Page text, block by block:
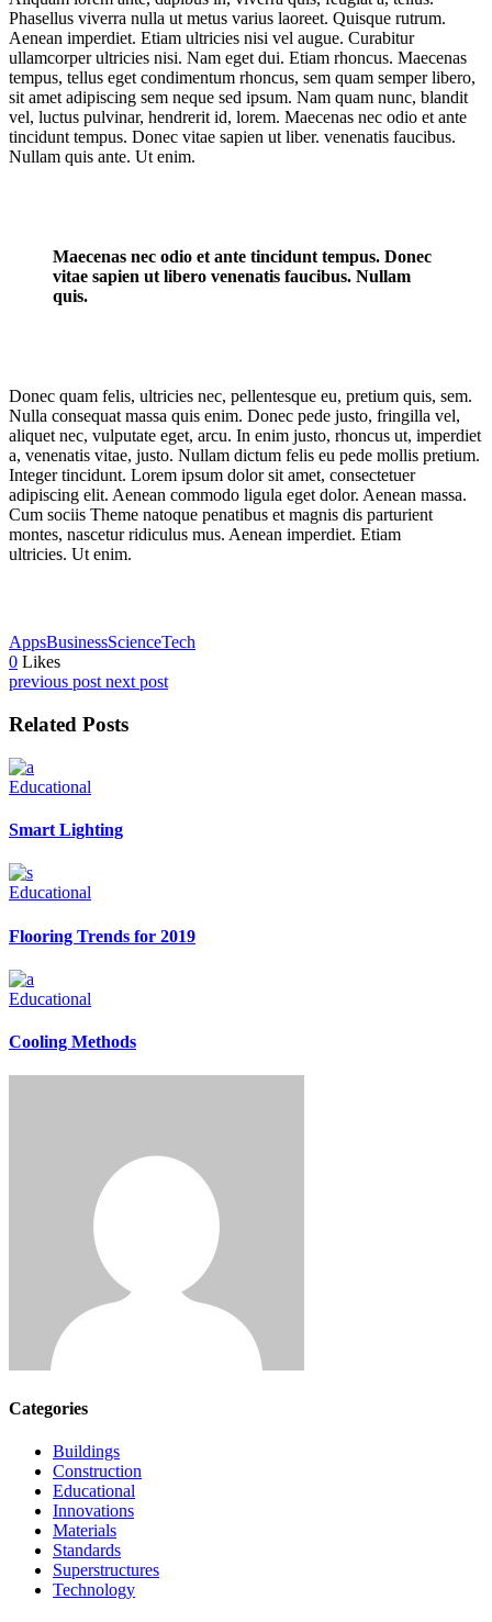
Phasellus viverra nulla ut metus varius laoreet. Quisque rutrum.
Aenean imperdiet. Etiam ultricies nisi vel augue. Curabitur
ullamcorper ultricies nisi. Nam eget dui. Etiam rhoncus. Maecenas
tempus, tellus eget condimentum rhoncus, sem quam semper libero,
sit amet adipiscing sem neque sed ipsum. Nam quam nunc, blandit
vel, luctus pulvinar, hendrerit id, lorem. Maecenas nec odio et ante
tincidunt tempus. Donec vitae sapien ut liber. venenatis faucibus.
Nullam quis ante. Ut enim.
Maecenas nec odio et ante tincidunt tempus. Donec
vitae sapien ut libero venenatis faucibus. Nullam
quis.
Donec quam felis, ultricies nec, pellentesque eu, pretium quis, sem.
Nulla consequat massa quis enim. Donec pede justo, fringilla vel,
aliquet nec, vulputate eget, arcu. In enim justo, rhoncus ut, imperdiet
a, venenatis vitae, justo. Nullam dictum felis eu pede mollis pretium.
Integer tincidunt. Lorem ipsum dolor sit amet, consectetuer
adipiscing elit. Aenean commodo ligula eget dolor. Aenean massa.
Cum sociis Theme natoque penatibus et magnis dis parturient
montes, nascetur ridiculus mus. Aenean imperdiet. Etiam
ultricies. Ut enim.
AppsBusinessScienceTech
0 Likes
previous post next post
Related Posts
Educational
Smart Lighting
Educational
Flooring Trends for 2019
Educational
Cooling Methods
Categories
Buildings
Construction
Educational
Innovations
Materials
Standards
Superstructures
Technology